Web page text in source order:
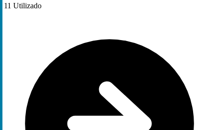
11 Utilizado